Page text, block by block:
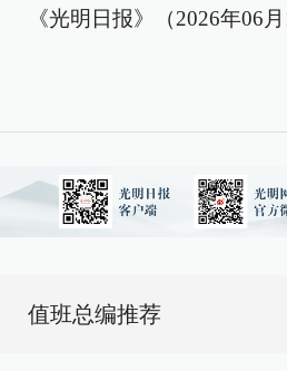
《光明日报》（2026年06月
值班总编推荐